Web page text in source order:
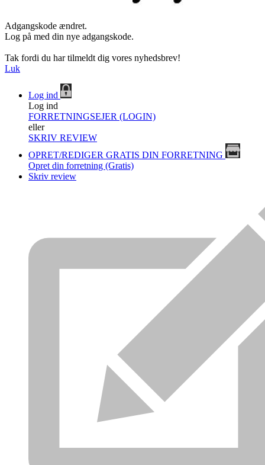
Adgangskode ændret.
Log på med din nye adgangskode.
Tak fordi du har tilmeldt dig vores nyhedsbrev!
Luk
Log ind
Log ind
FORRETNINGSEJER (LOGIN)
eller
SKRIV REVIEW
OPRET/REDIGER GRATIS DIN FORRETNING
Opret din forretning (Gratis)
Skriv review